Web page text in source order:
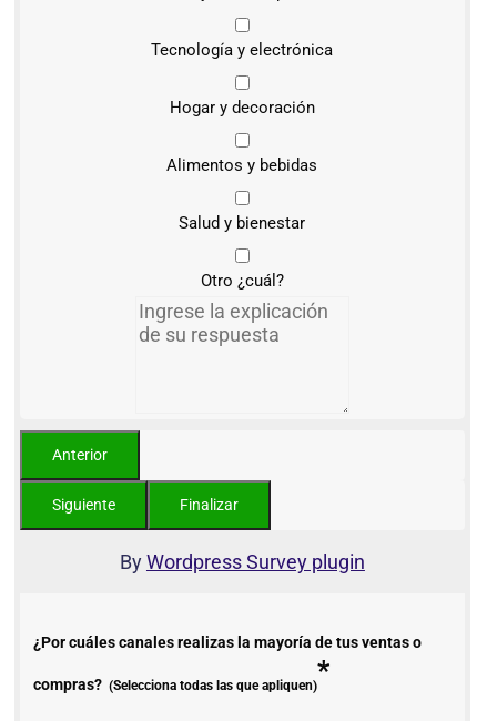
Tecnología y electrónica
Hogar y decoración
Alimentos y bebidas
Salud y bienestar
Otro ¿cuál?
ByWordpress Survey plugin
¿Por cuáles canales realizas la mayoría de tus ventas o
compras? (Selecciona todas las que apliquen)*